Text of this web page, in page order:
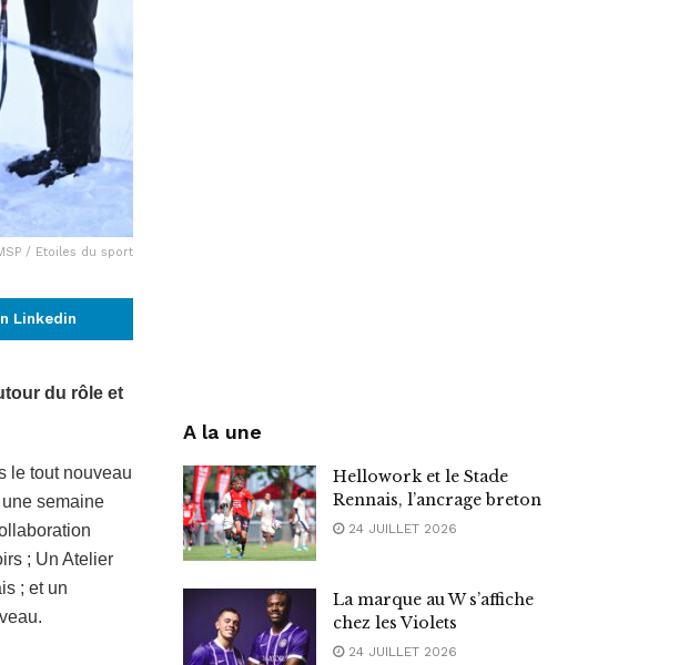
/ Etoiles du sport
Linkedin
du rôle et
le tout nouveau
semaine
; Un Atelier
; et un
A la une
Hellowork et le Stade
Rennais, l’ancrage breton
24 JUILLET 2026
La marque au W s’affiche
chez les Violets
24 JUILLET 2026